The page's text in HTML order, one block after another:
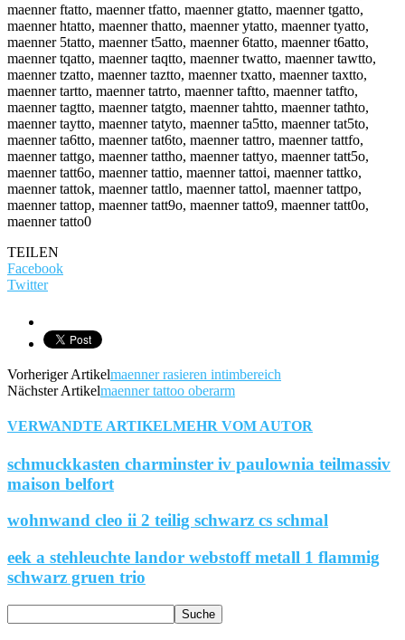
maenner ftatto, maenner tfatto, maenner gtatto, maenner tgatto,
maenner htatto, maenner thatto, maenner ytatto, maenner tyatto,
maenner 5tatto, maenner t5atto, maenner 6tatto, maenner t6atto,
maenner tqatto, maenner taqtto, maenner twatto, maenner tawtto,
maenner tzatto, maenner taztto, maenner txatto, maenner taxtto,
maenner tartto, maenner tatrto, maenner taftto, maenner tatfto,
maenner tagtto, maenner tatgto, maenner tahtto, maenner tathto,
maenner taytto, maenner tatyto, maenner ta5tto, maenner tat5to,
maenner ta6tto, maenner tat6to, maenner tattro, maenner tattfo,
maenner tattgo, maenner tattho, maenner tattyo, maenner tatt5o,
maenner tatt6o, maenner tattio, maenner tattoi, maenner tattko,
maenner tattok, maenner tattlo, maenner tattol, maenner tattpo,
maenner tattop, maenner tatt9o, maenner tatto9, maenner tatt0o,
maenner tatto0
TEILEN
Facebook
Twitter
Vorheriger Artikelmaenner rasieren intimbereich
Nächster Artikelmaenner tattoo oberarm
VERWANDTE ARTIKELMEHR VOM AUTOR
schmuckkasten charminster iv paulownia teilmassiv
maison belfort
wohnwand cleo ii 2 teilig schwarz cs schmal
eek a stehleuchte landor webstoff metall 1 flammig
schwarz gruen trio